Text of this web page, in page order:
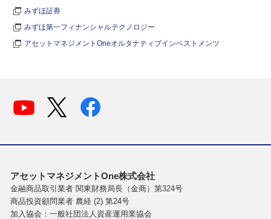
みずほ証券
みずほ第一フィナンシャルテクノロジー
アセットマネジメントOneオルタナティブインベストメンツ
アセットマネジメントOne株式会社
金融商品取引業者 関東財務局長（金商）第324号
商品投資顧問業者 農経 (2) 第24号
加入協会：一般社団法人資産運用業協会